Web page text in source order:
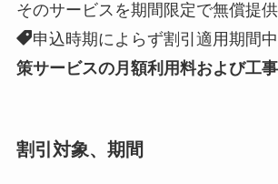
そのサービスを期間限定で無償提供
申込時期によらず割引適用期間
策サービスの月額利用料および工
割引対象、期間